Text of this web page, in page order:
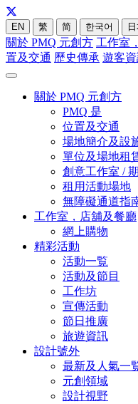
EN 繁 简 한국어
關於 PMQ 元創方 工作室
置及交通 歷史傳承 遊客
關於 PMQ 元創方
PMQ 是
位置及交通
場地簡介及設
單位及場地租
創意工作室 /
租用活動場地
無障礙通道指
工作室，店舖及餐廳
網上購物
精彩活動
活動一覧
活動及節目
工作坊
宣傳活動
節日推廣
旅遊資訊
設計號外
最新及人氣一
元創領域
設計視野